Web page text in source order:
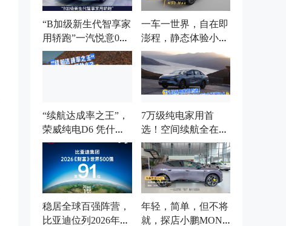
“B加级新生代智享家
用轿跑”一汽悦意08
杭州上市
一车一世界，自在即
澎程，静态体验小米
澎程N90 Max
“续航达成率之王”，
荣威纯电D6 凭什
么？
7万级纯电家用首
选！空间续航全在线
的荣威纯电D6
稳居全球百强阵营，
比亚迪位列2026年
年轻，简单，但不将
就，探店小鹏MONA